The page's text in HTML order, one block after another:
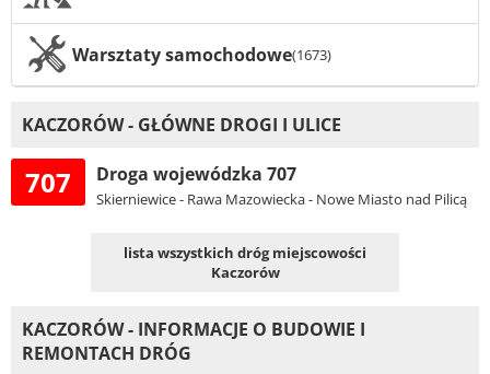
Warsztaty samochodowe(1673)
KACZORÓW - GŁÓWNE DROGI I ULICE
707 Droga wojewódzka 707
Skierniewice - Rawa Mazowiecka - Nowe Miasto nad Pilicą
lista wszystkich dróg miejscowości
Kaczorów
KACZORÓW - INFORMACJE O BUDOWIE I
REMONTACH DRÓG